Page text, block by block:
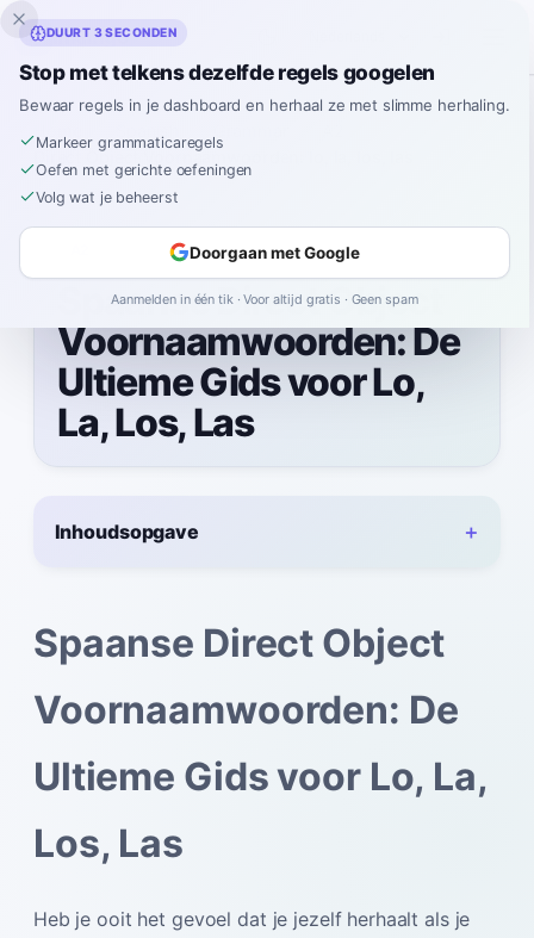
Inklingo
Direct Object Voornaamwoorden: lo, la, los, las
Spaanse Direct Object
Voornaamwoorden: De
Ultieme Gids voor Lo,
La, Los, Las
Inhoudsopgave
Spaanse Direct Object
Voornaamwoorden: De
Ultieme Gids voor Lo, La,
Los, Las
Heb je ooit het gevoel dat je jezelf herhaalt als je
DUURT 3 SECONDEN
Stop met telkens dezelfde regels googelen
Bewaar regels in je dashboard en herhaal ze met slimme herhaling.
Markeer grammaticaregels
Oefen met gerichte oefeningen
Volg wat je beheerst
Doorgaan met Google
Aanmelden in één tik · Voor altijd gratis · Geen spam